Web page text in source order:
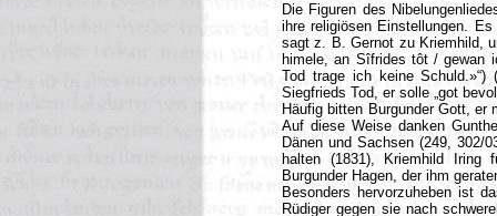
Die Figuren des
ihre religiösen Einstellungen.
sagt z. B. Gernot zu Kriemhild,
himele, an Sîfrides tôt / gewan
Tod trage ich keine Schuld.»“)
Siegfrieds Tod, er solle „got
Häufig bitten Burgunder Gott, er
Auf diese Weise danken
Dänen und Sachsen (249, 302/
halten (1831), Kriemhild Iring
Burgunder Hagen, der ihm
Besonders hervorzuheben ist
Rüdiger gegen sie nach